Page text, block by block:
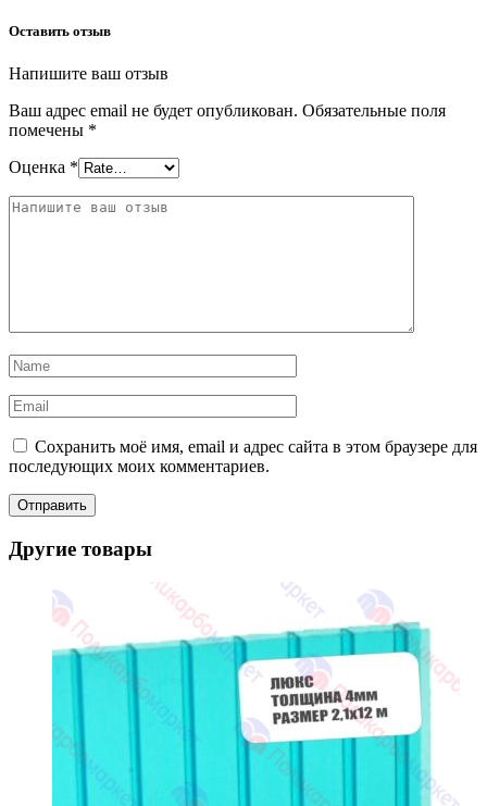
Оставить отзыв
Напишите ваш отзыв
Ваш адрес email не будет опубликован. Обязательные поля
помечены *
Оценка *
Сохранить моё имя, email и адрес сайта в этом браузере для
последующих моих комментариев.
Другие товары